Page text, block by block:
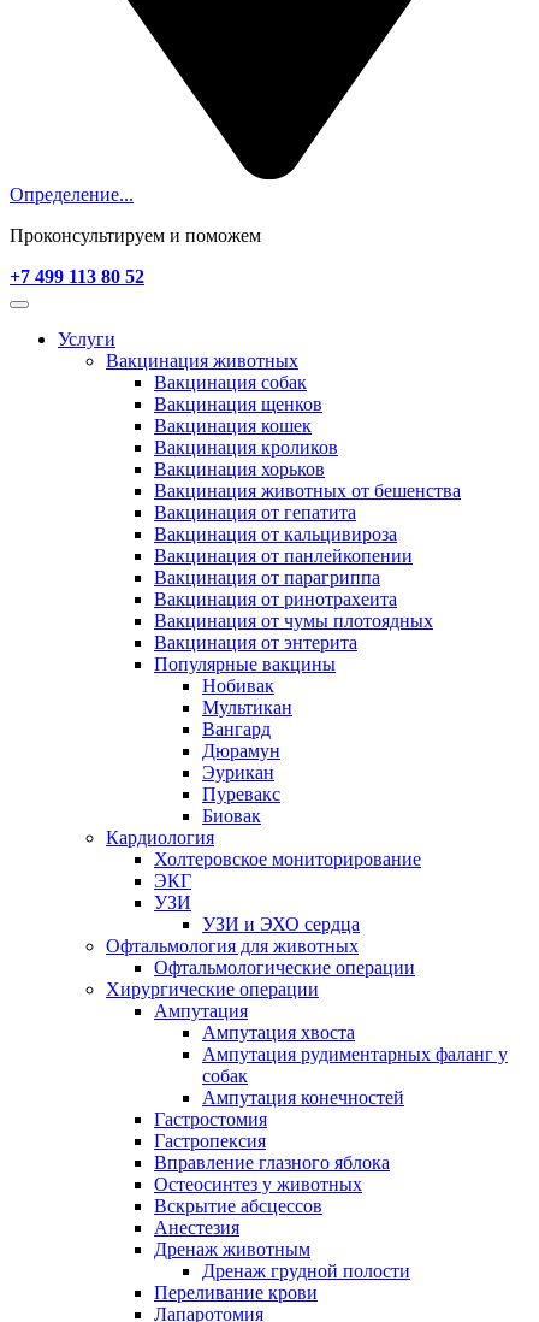
Определение...
Проконсультируем и поможем
+7 499 113 80 52
Услуги
Вакцинация животных
Вакцинация собак
Вакцинация щенков
Вакцинация кошек
Вакцинация кроликов
Вакцинация хорьков
Вакцинация животных от бешенства
Вакцинация от гепатита
Вакцинация от кальцивироза
Вакцинация от панлейкопении
Вакцинация от парагриппа
Вакцинация от ринотрахеита
Вакцинация от чумы плотоядных
Вакцинация от энтерита
Популярные вакцины
Нобивак
Мультикан
Вангард
Дюрамун
Эурикан
Пуревакс
Биовак
Кардиология
Холтеровское мониторирование
ЭКГ
УЗИ
УЗИ и ЭХО сердца
Офтальмология для животных
Офтальмологические операции
Хирургические операции
Ампутация
Ампутация хвоста
Ампутация рудиментарных фаланг у
собак
Ампутация конечностей
Гастростомия
Гастропексия
Вправление глазного яблока
Остеосинтез у животных
Вскрытие абсцессов
Анестезия
Дренаж животным
Дренаж грудной полости
Переливание крови
Лапаротомия